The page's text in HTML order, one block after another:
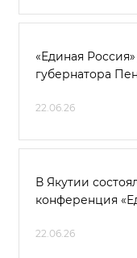
«Единая
губернатора
22.06.26
В Якутии
конференция
22.06.26